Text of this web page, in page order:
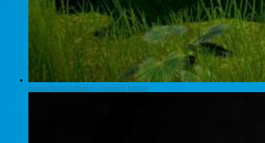
Jurassic World Evolution : Complete Edition